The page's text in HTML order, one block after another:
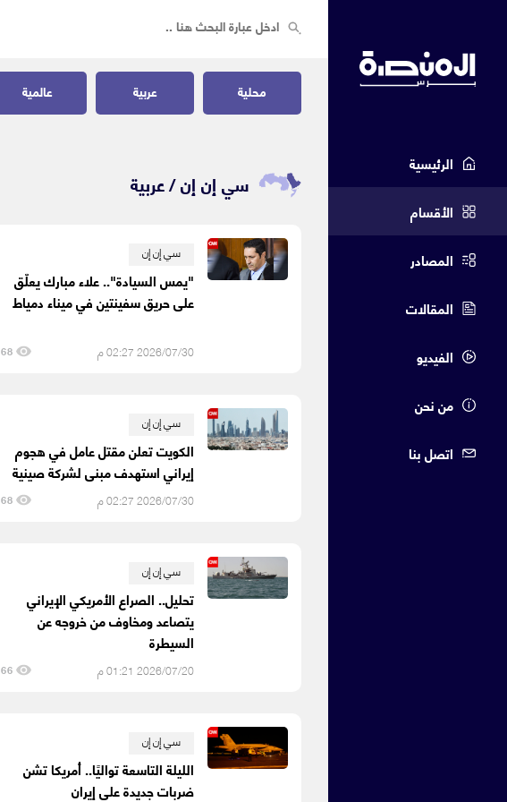
الرئيسية
الأقسام
المصادر
المقالات
الفيديو
من نحن
اتصل بنا
محلية عربية عالمية
سي إن إن /عربية
سي إن إن
"يمس السيادة".. علاء مبارك يعلّق
على حريق سفينتين في ميناء دمياط
2026/07/30 02:27 م 68
سي إن إن
الكويت تعلن مقتل عامل في هجوم
إيراني استهدف مبنى لشركة صينية
2026/07/30 02:27 م 68
سي إن إن
تحليل.. الصراع الأمريكي الإيراني
يتصاعد ومخاوف من خروجه عن
السيطرة
2026/07/20 01:21 م 66
سي إن إن
الليلة التاسعة تواليًا.. أمريكا تشن
ضربات جديدة على إيران